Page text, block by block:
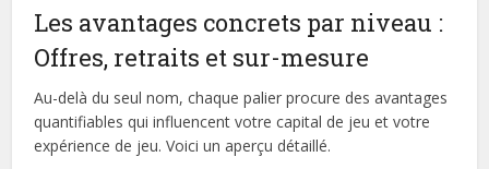
Les avantages concrets par niveau :
Offres, retraits et sur-mesure
Au-delà du seul nom, chaque palier procure des avantages
quantifiables qui influencent votre capital de jeu et votre
expérience de jeu. Voici un aperçu détaillé.